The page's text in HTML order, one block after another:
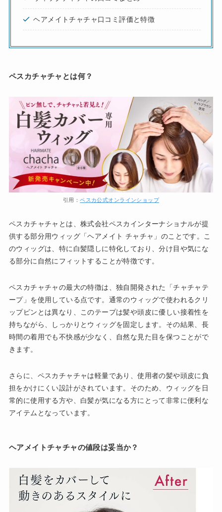
ヘアメイトチャチャ口コミ評価と特徴
ペスカチャチャとは何？
引用：ペスカ公式オンラインショップ
ペスカチャチャとは、株式会社ペスカインターナショナルが提
供する部分用ウィッグ「ヘアメイト チャチャ」のことです。こ
のウィッグは、特に白髪隠しに特化しており、分け目や気にな
る部分に自然にフィットすることが特徴です。
ペスカチャチャの最大の特徴は、独自開発された「チャチャテ
ープ」を使用している点です。通常のウィッグで使われるクリ
ップピンとは異なり、このテープは髪や頭皮に優しい接着性を
持ちながら、しっかりとウィッグを固定します。その結果、長
時間の着用でも不快感が少なく、自然な見た目を保つことがで
きます。
さらに、ペスカチャチャは軽量であり、使用者の髪や頭皮に負
担をかけにくい設計がされています。そのため、ウィッグを日
常的に使用する方や、白髪が気になる方にとって非常に便利な
アイテムとなっています。
ヘアメイトチャチャの値段は妥当か？